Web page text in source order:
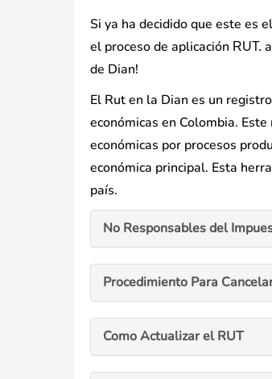
Si ya ha decidido que este es
el proceso de aplicación RUT.
de Dian!
El Rut en la Dian es un
económicas en Colombia.
económicas por procesos
económica principal. Esta
país.
No Responsables del
Procedimiento Para
Como Actualizar el RUT